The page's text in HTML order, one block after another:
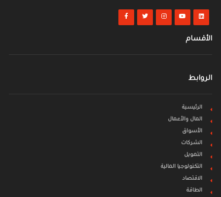
الأقسام
الروابط
الرئيسية
المال والأعمال
الأسواق
الشركات
التمويل
التكنولوجيا المالية
الاقتصاد
الطاقة